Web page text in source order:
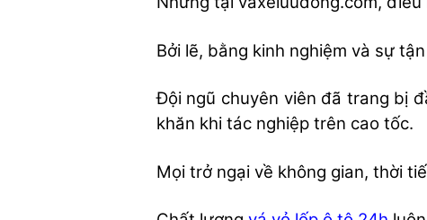
Bởi lẽ, bằng kinh nghiệm và sự
Đội ngũ chuyên viên đã trang bị
khăn khi tác nghiệp trên cao tốc.
Mọi trở ngại về không gian, thời